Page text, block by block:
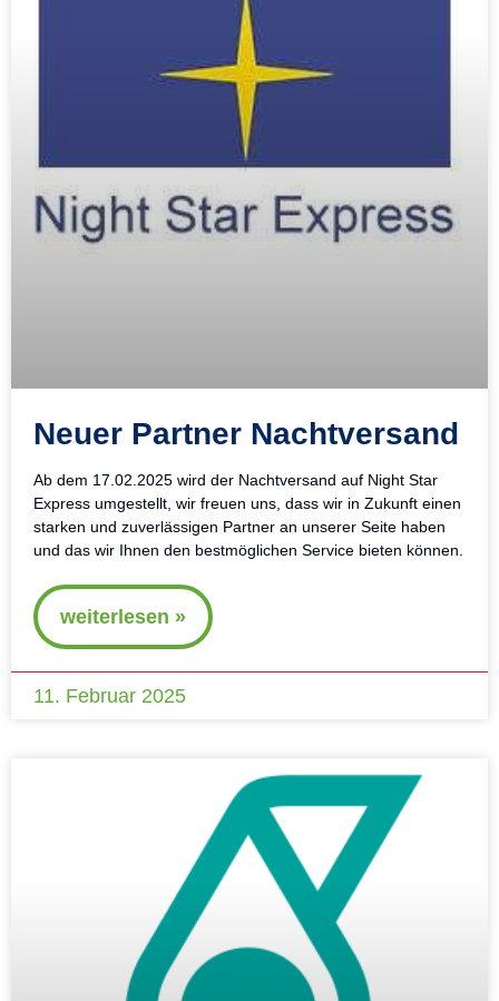
Neuer Partner Nachtversand
Ab dem 17.02.2025 wird der Nachtversand auf Night Star
Express umgestellt, wir freuen uns, dass wir in Zukunft einen
starken und zuverlässigen Partner an unserer Seite haben
und das wir Ihnen den bestmöglichen Service bieten können.
weiterlesen »
11. Februar 2025